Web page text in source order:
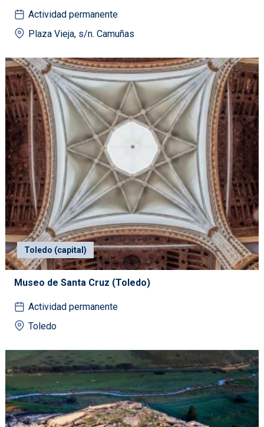
Actividad permanente
Plaza Vieja, s/n. Camuñas
Toledo (capital)
Museo de Santa Cruz (Toledo)
Actividad permanente
Toledo